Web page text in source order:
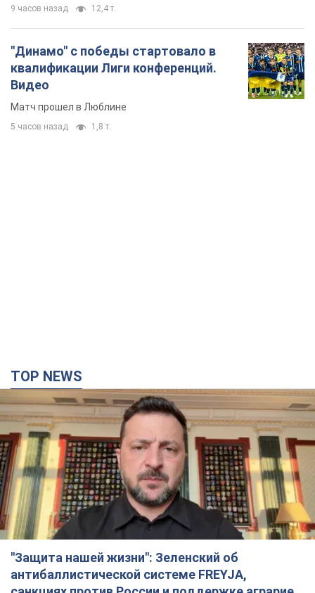
9 часов назад 12,4 т.
"Динамо" с победы стартовало в
квалификации Лиги конференций.
Видео
Матч прошел в Люблине
5 часов назад 1,8 т.
TOP NEWS
"Защита нашей жизни": Зеленский об
антибаллистической системе FREYJA,